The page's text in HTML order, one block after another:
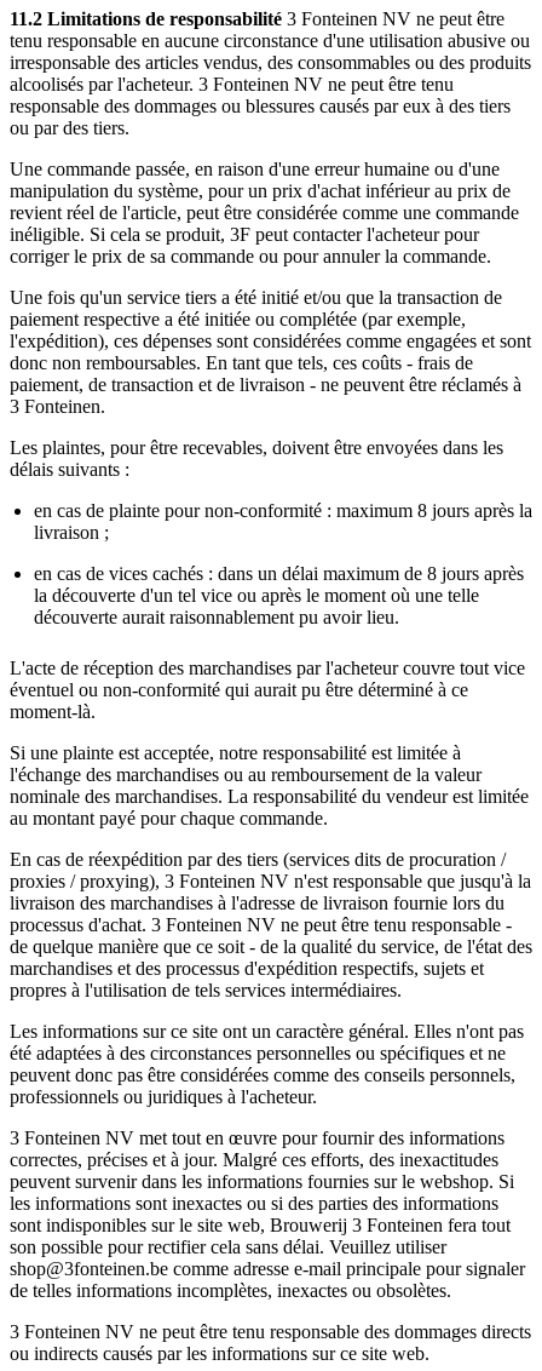
11.2 Limitations de responsabilité 3 Fonteinen NV ne peut être
tenu responsable en aucune circonstance d'une utilisation abusive ou
irresponsable des articles vendus, des consommables ou des produits
alcoolisés par l'acheteur. 3 Fonteinen NV ne peut être tenu
responsable des dommages ou blessures causés par eux à des tiers
ou par des tiers.
Une commande passée, en raison d'une erreur humaine ou d'une
manipulation du système, pour un prix d'achat inférieur au prix de
revient réel de l'article, peut être considérée comme une commande
inéligible. Si cela se produit, 3F peut contacter l'acheteur pour
corriger le prix de sa commande ou pour annuler la commande.
Une fois qu'un service tiers a été initié et/ou que la transaction de
paiement respective a été initiée ou complétée (par exemple,
l'expédition), ces dépenses sont considérées comme engagées et sont
donc non remboursables. En tant que tels, ces coûts - frais de
paiement, de transaction et de livraison - ne peuvent être réclamés à
3 Fonteinen.
Les plaintes, pour être recevables, doivent être envoyées dans les
délais suivants :
en cas de plainte pour non-conformité : maximum 8 jours après la
livraison ;
en cas de vices cachés : dans un délai maximum de 8 jours après
la découverte d'un tel vice ou après le moment où une telle
découverte aurait raisonnablement pu avoir lieu.
L'acte de réception des marchandises par l'acheteur couvre tout vice
éventuel ou non-conformité qui aurait pu être déterminé à ce
moment-là.
Si une plainte est acceptée, notre responsabilité est limitée à
l'échange des marchandises ou au remboursement de la valeur
nominale des marchandises. La responsabilité du vendeur est limitée
au montant payé pour chaque commande.
En cas de réexpédition par des tiers (services dits de procuration /
proxies / proxying), 3 Fonteinen NV n'est responsable que jusqu'à la
livraison des marchandises à l'adresse de livraison fournie lors du
processus d'achat. 3 Fonteinen NV ne peut être tenu responsable -
de quelque manière que ce soit - de la qualité du service, de l'état des
marchandises et des processus d'expédition respectifs, sujets et
propres à l'utilisation de tels services intermédiaires.
Les informations sur ce site ont un caractère général. Elles n'ont pas
été adaptées à des circonstances personnelles ou spécifiques et ne
peuvent donc pas être considérées comme des conseils personnels,
professionnels ou juridiques à l'acheteur.
3 Fonteinen NV met tout en œuvre pour fournir des informations
correctes, précises et à jour. Malgré ces efforts, des inexactitudes
peuvent survenir dans les informations fournies sur le webshop. Si
les informations sont inexactes ou si des parties des informations
sont indisponibles sur le site web, Brouwerij 3 Fonteinen fera tout
son possible pour rectifier cela sans délai. Veuillez utiliser
shop@3fonteinen.be comme adresse e-mail principale pour signaler
de telles informations incomplètes, inexactes ou obsolètes.
3 Fonteinen NV ne peut être tenu responsable des dommages directs
ou indirects causés par les informations sur ce site web.